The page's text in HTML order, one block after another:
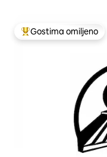
Najuspešniji među
Gostima omiljeno